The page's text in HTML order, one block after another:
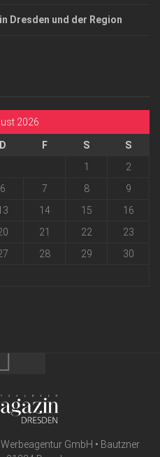
Dresden und der Region
2026
D F S
S
1
2
6 7 8
9
14 15
16
21 22
23
28 29
30
GmbH • Bautzner